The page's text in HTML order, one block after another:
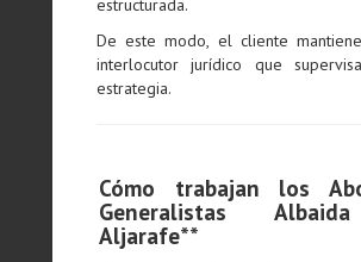
estructurada.
De este modo, el cliente
interlocutor jurídico que
estrategia.
Cómo trabajan los
Generalistas
Aljarafe**